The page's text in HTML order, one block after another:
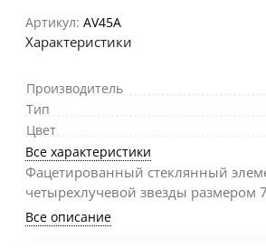
Артикул: AV45А
Характеристики
Производитель
Тип
Цвет
Все характеристики
Фацетированный стеклянный
четырехлучевой звезды размером
Все описание